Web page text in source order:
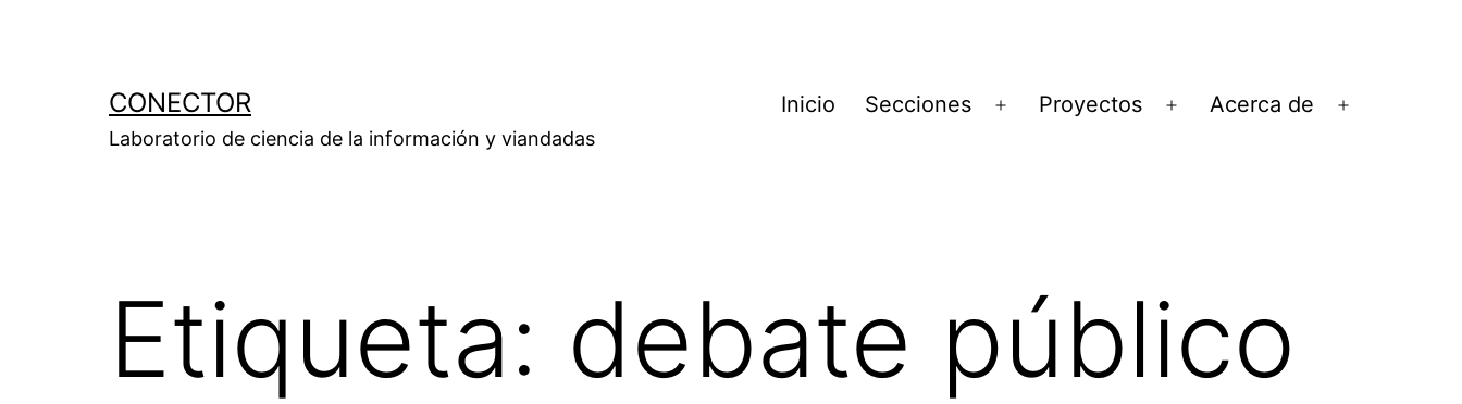
CONECTOR
Laboratorio de ciencia de la información y viandadas
Inicio Secciones
Abrir
Proyectos
Abrir
Acerca de
Etiqueta: debate público